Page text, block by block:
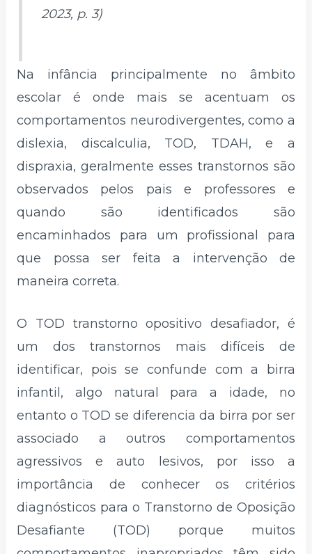
2023, p. 3)
Na infância principalmente no âmbito
escolar é onde mais se acentuam os
comportamentos neurodivergentes, como a
dislexia, discalculia, TOD, TDAH, e a
dispraxia, geralmente esses transtornos são
observados pelos pais e professores e
quando são identificados são
encaminhados para um profissional para
que possa ser feita a intervenção de
maneira correta.
O TOD transtorno opositivo desafiador, é
um dos transtornos mais difíceis de
identificar, pois se confunde com a birra
infantil, algo natural para a idade, no
entanto o TOD se diferencia da birra por ser
associado a outros comportamentos
agressivos e auto lesivos, por isso a
importância de conhecer os critérios
diagnósticos para o Transtorno de Oposição
Desafiante (TOD) porque muitos